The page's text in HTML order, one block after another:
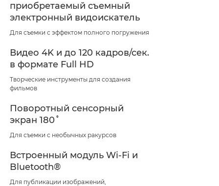
приобретаемый съемный
электронный видоискатель
Для съемки с эффектом полного погружения
Видео 4K и до 120 кадров/сек.
в формате Full HD
Творческие инструменты для создания
фильмов
Поворотный сенсорный
экран 180˚
Для съемки с необычных ракурсов
Встроенный модуль Wi-Fi и
Bluetooth®
Для публикации изображений,